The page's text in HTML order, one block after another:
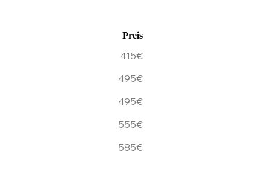
Preis
415€
495€
495€
555€
585€